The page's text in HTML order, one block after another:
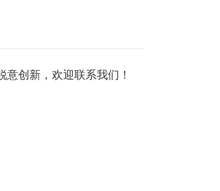
意创新，欢迎联系我们 ！